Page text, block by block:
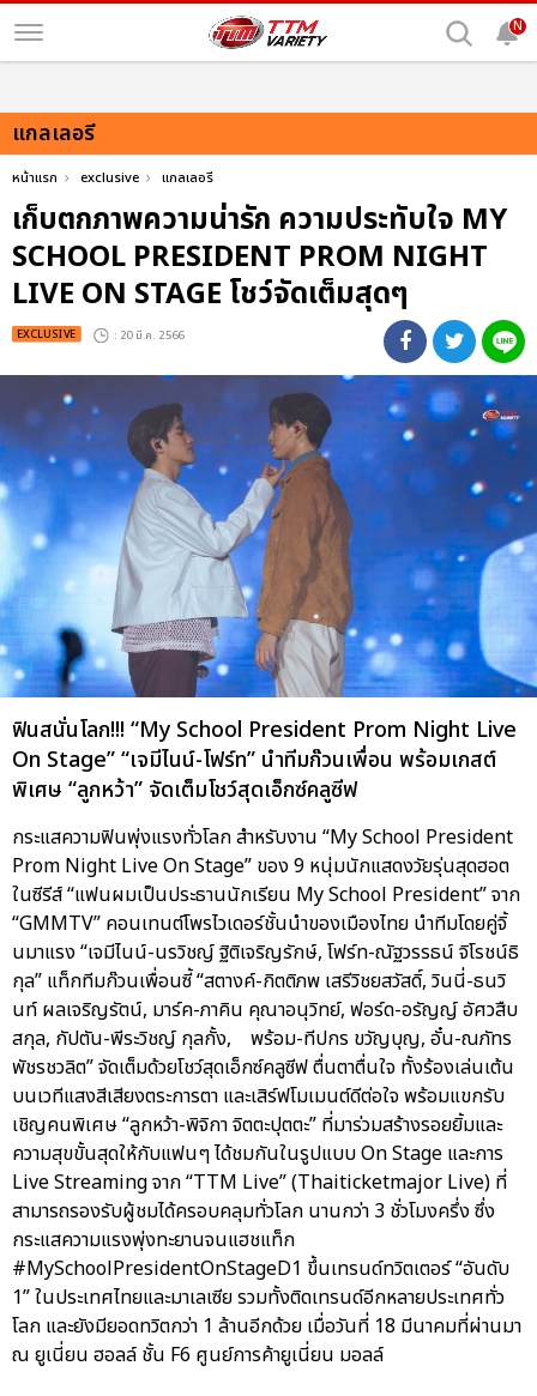
N
แกลเลอรี
หน้าแรก exclusive แกลเลอรี
เก็บตกภาพความน่ารัก ความประทับใจ MY
SCHOOL PRESIDENT PROM NIGHT
LIVE ON STAGE โชว์จัดเต็มสุดๆ
EXCLUSIVE : 20 มี.ค. 2566
ฟินสนั่นโลก!!! “My School President Prom Night Live
On Stage” “เจมีไนน์-โฟร์ท” นำทีมก๊วนเพื่อน พร้อมเกสต์
พิเศษ “ลูกหว้า” จัดเต็มโชว์สุดเอ็กซ์คลูซีฟ
กระแสความฟินพุ่งแรงทั่วโลก สำหรับงาน “My School President
Prom Night Live On Stage” ของ 9 หนุ่มนักแสดงวัยรุ่นสุดฮอต
ในซีรีส์ “แฟนผมเป็นประธานนักเรียน My School President” จาก
“GMMTV” คอนเทนต์โพรไวเดอร์ชั้นนำของเมืองไทย นำทีมโดยคู่จิ้
นมาแรง “เจมีไนน์-นรวิชญ์ ฐิติเจริญรักษ์, โฟร์ท-ณัฐวรรธน์ จิโรชน์ธิ
กุล” แท็กทีมก๊วนเพื่อนซี้ “สตางค์-กิตติภพ เสรีวิชยสวัสดิ์, วินนี่-ธนวิ
นท์ ผลเจริญรัตน์, มาร์ค-ภาคิน คุณาอนุวิทย์, ฟอร์ด-อรัญญ์ อัศวสืบ
สกุล, กัปตัน-พีระวิชญ์ กุลกั้ง, พร้อม-ทีปกร ขวัญบุญ, อั๋น-ณภัทร
พัชรชวลิต” จัดเต็มด้วยโชว์สุดเอ็กซ์คลูซีฟ ตื่นตาตื่นใจ ทั้งร้องเล่นเต้น
บนเวทีแสงสีเสียงตระการตา และเสิร์ฟโมเมนต์ดีต่อใจ พร้อมแขกรับ
เชิญคนพิเศษ “ลูกหว้า-พิจิกา จิตตะปุตตะ” ที่มาร่วมสร้างรอยยิ้มและ
ความสุขขั้นสุดให้กับแฟนๆ ได้ชมกันในรูปแบบ On Stage และการ
Live Streaming จาก “TTM Live” (Thaiticketmajor Live) ที่
สามารถรองรับผู้ชมได้ครอบคลุมทั่วโลก นานกว่า 3 ชั่วโมงครึ่ง ซึ่ง
กระแสความแรงพุ่งทะยานจนแฮชแท็ก
#MySchoolPresidentOnStageD1 ขึ้นเทรนด์ทวิตเตอร์ “อันดับ
1” ในประเทศไทยและมาเลเซีย รวมทั้งติดเทรนด์อีกหลายประเทศทั่ว
โลก และยังมียอดทวิตกว่า 1 ล้านอีกด้วย เมื่อวันที่ 18 มีนาคมที่ผ่านมา
ณ ยูเนี่ยน ฮอลล์ ชั้น F6 ศูนย์การค้ายูเนี่ยน มอลล์